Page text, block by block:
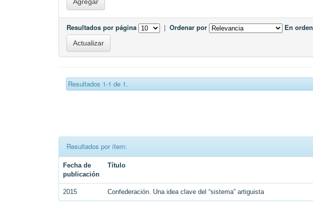
Resultados por página | Ordenar por En orden
Resultados 1-1 de 1.
Resultados por ítem:
Fecha de
publicación
Título
2015 Confederación. Una idea clave del “sistema” artiguista